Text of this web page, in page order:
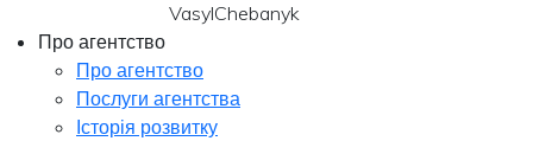
VasylChebanyk
Про агентство
Про агентство
Послуги агентства
Історія розвитку